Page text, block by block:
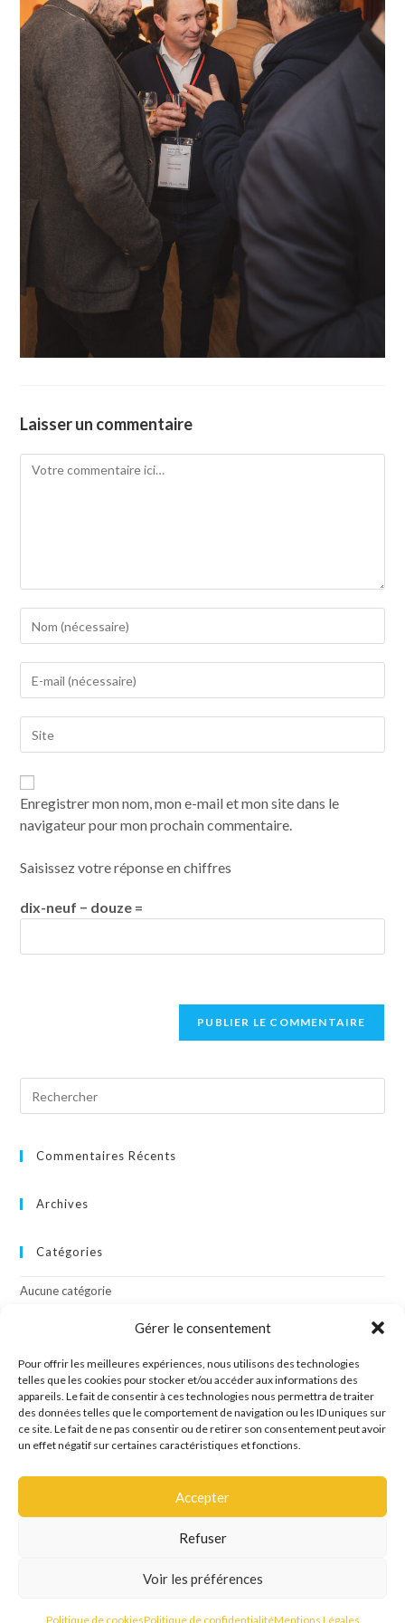
Gérer le consentement
Pour offrir les meilleures expériences, nous utilisons des technologies
telles que les cookies pour stocker et/ou accéder aux informations des
appareils. Le fait de consentir à ces technologies nous permettra de traiter
des données telles que le comportement de navigation ou les ID uniques sur
ce site. Le fait de ne pas consentir ou de retirer son consentement peut avoir
un effet négatif sur certaines caractéristiques et fonctions.
Accepter
Refuser
Voir les préférences
Politique de cookiesPolitique de confidentialitéMentions Légales
Laisser un commentaire
Enregistrer mon nom, mon e-mail et mon site dans le
navigateur pour mon prochain commentaire.
Saisissez votre réponse en chiffres
dix-neuf − douze =
Commentaires Récents
Archives
Catégories
Aucune catégorie
Connexion
Flux des publications
Flux des commentaires
Site de WordPress-FR
Site créé par l'agence de communication OCTAVE
Mentions Légales Politique de confidentialité
Politique de cookies